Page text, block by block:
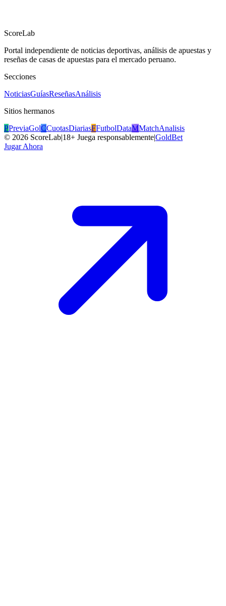
ScoreLab
Portal independiente de noticias deportivas, análisis de apuestas y
reseñas de casas de apuestas para el mercado peruano.
Secciones
NoticiasGuíasReseñasAnálisis
Sitios hermanos
PPreviaGolCCuotasDiariasFFutbolDataMMatchAnalisis
© 2026 ScoreLab|18+ Juega responsablemente|GoldBet
Jugar Ahora